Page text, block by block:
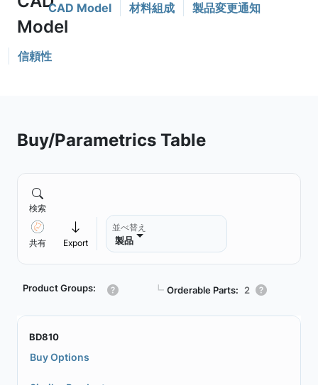
CAD Model 材料組成 製品変更通知
信頼性
Buy/Parametrics Table
検索
共有 Export
並べ替え
製品
Product Groups: ┗ Orderable Parts: 2
BD810
Buy Options